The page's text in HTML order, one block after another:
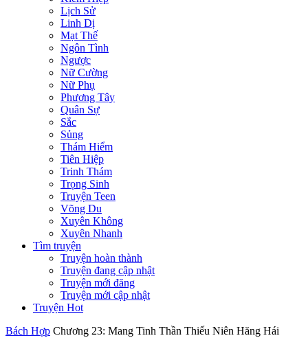
Lịch Sử
Linh Dị
Mạt Thế
Ngôn Tình
Ngược
Nữ Cường
Nữ Phụ
Phương Tây
Quân Sự
Sắc
Sủng
Thám Hiểm
Tiên Hiệp
Trinh Thám
Trọng Sinh
Truyện Teen
Võng Du
Xuyên Không
Xuyên Nhanh
Tìm truyện
Truyện hoàn thành
Truyện đang cập nhật
Truyện mới đăng
Truyện mới cập nhật
Truyện Hot
Bách Hợp Chương 23: Mang Tinh Thần Thiếu Niên Hăng Hái